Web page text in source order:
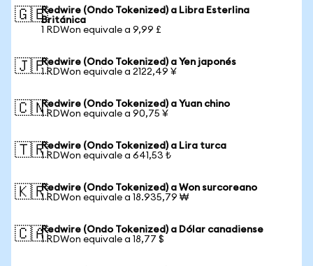
🇬🇧Redwire (Ondo Tokenized) a Libra Esterlina
Británica
1 RDWon equivale a 9,99 £
🇯🇵Redwire (Ondo Tokenized) a Yen japonés
1 RDWon equivale a 2122,49 ¥
🇨🇳Redwire (Ondo Tokenized) a Yuan chino
1 RDWon equivale a 90,75 ¥
🇹🇷Redwire (Ondo Tokenized) a Lira turca
1 RDWon equivale a 641,53 ₺
🇰🇷Redwire (Ondo Tokenized) a Won surcoreano
1 RDWon equivale a 18.935,79 ₩
🇨🇦Redwire (Ondo Tokenized) a Dólar canadiense
1 RDWon equivale a 18,77 $